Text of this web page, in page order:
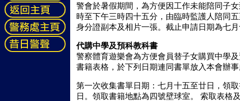
警會於暑假期間，為方便因工作未能陪同子
時至下午三時四十五分，由臨時監護人陪同
身分證副本及相片一張。截止申請日期為七
代購中學及預科教科書
警察體育遊樂會為方便會員替子女購買中學
書籍表格，於下列日期連同書單放入本會辦
第一次收集書單日期：七月十五至廿日，領
日。領取書籍地點為四號壁球室。 索取表格